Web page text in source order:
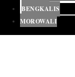
BENGKALIS
MOROWALI